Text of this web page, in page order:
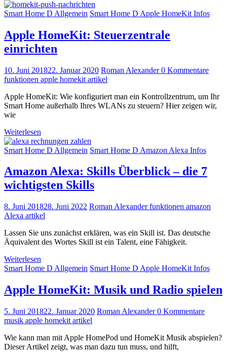
Smart Home D Allgemein Smart Home D Apple HomeKit Infos
Apple HomeKit: Steuerzentrale
einrichten
10. Juni 201822. Januar 2020 Roman Alexander0 Kommentare
funktionen apple homekit artikel
Apple HomeKit: Wie konfiguriert man ein Kontrollzentrum, um Ihr
Smart Home außerhalb Ihres WLANs zu steuern? Hier zeigen wir,
wie
Weiterlesen
Smart Home D Allgemein Smart Home D Amazon Alexa Infos
Amazon Alexa: Skills Überblick – die 7
wichtigsten Skills
8. Juni 201828. Juni 2022 Roman Alexanderfunktionen amazon
Alexa artikel
Lassen Sie uns zunächst erklären, was ein Skill ist. Das deutsche
Äquivalent des Wortes Skill ist ein Talent, eine Fähigkeit.
Weiterlesen
Smart Home D Allgemein Smart Home D Apple HomeKit Infos
Apple HomeKit: Musik und Radio spielen
5. Juni 201822. Januar 2020 Roman Alexander0 Kommentare
musik apple homekit artikel
Wie kann man mit Apple HomePod und HomeKit Musik abspielen?
Dieser Artikel zeigt, was man dazu tun muss, und hilft,